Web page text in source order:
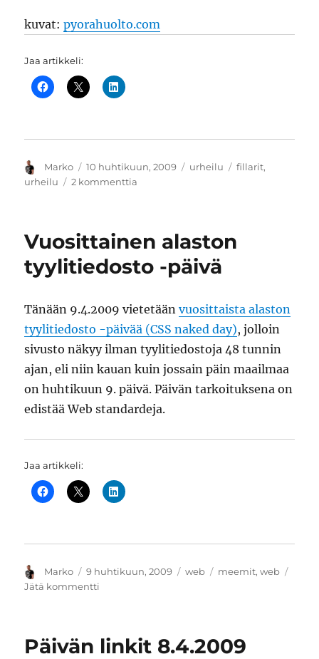
kuvat:pyorahuolto.com
Jaa artikkeli:
Kirjoittaja
Marko Julkaistu
10 huhtikuun, 2009 Kategoriat
urheilu Avainsanat
fillarit,
urheilu
2 kommenttia
sujuu
nautittavasti
Vuosittainen alaston
tyylitiedosto -päivä
Tänään 9.4.2009 vietetäänvuosittaista alaston
tyylitiedosto -päivää (CSS naked day), jolloin
sivusto näkyy ilman tyylitiedostoja 48 tunnin
ajan, eli niin kauan kuin jossain päin maailmaa
on huhtikuun 9. päivä. Päivän tarkoituksena on
edistää Web standardeja.
Jaa artikkeli:
Kirjoittaja
Marko Julkaistu
9 huhtikuun, 2009 Kategoriat
web Avainsanat
meemit,web
Jätä kommentti
Päivän linkit 8.4.2009